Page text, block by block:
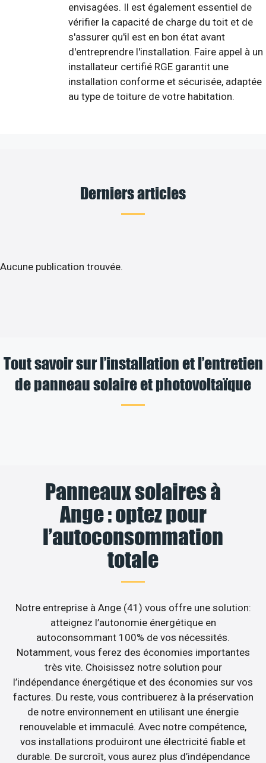
envisagées. Il est également essentiel de
vérifier la capacité de charge du toit et de
s'assurer qu'il est en bon état avant
d'entreprendre l'installation. Faire appel à un
installateur certifié RGE garantit une
installation conforme et sécurisée, adaptée
au type de toiture de votre habitation.
Derniers articles
Aucune publication trouvée.
Tout savoir sur l’installation et l’entretien
de panneau solaire et photovoltaïque
Panneaux solaires à
Ange : optez pour
l’autoconsommation
totale
Notre entreprise à Ange (41) vous offre une solution:
atteignez l’autonomie énergétique en
autoconsommant 100% de vos nécessités.
Notamment, vous ferez des économies importantes
très vite. Choisissez notre solution pour
l’indépendance énergétique et des économies sur vos
factures. Du reste, vous contribuerez à la préservation
de notre environnement en utilisant une énergie
renouvelable et immaculé. Avec notre compétence,
vos installations produiront une électricité fiable et
durable. De surcroît, vous aurez plus d’indépendance